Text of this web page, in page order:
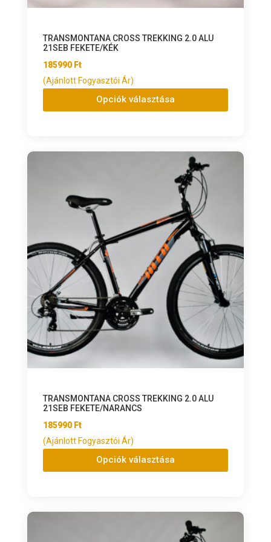
TRANSMONTANA CROSS TREKKING 2.0 ALU
21SEB FEKETE/KÉK
185990 Ft
(Ajánlott Fogyasztói Ár)
Opciók választása
TRANSMONTANA CROSS TREKKING 2.0 ALU
21SEB FEKETE/NARANCS
185990 Ft
(Ajánlott Fogyasztói Ár)
Opciók választása